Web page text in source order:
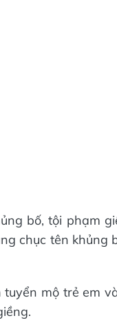
bố, tội phạm
chục tên khủng
tuyển mộ trẻ em